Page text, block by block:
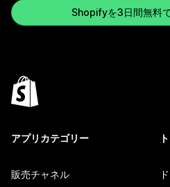
Shopifyを3日間無料
アプリカテゴリー
販売チャネル